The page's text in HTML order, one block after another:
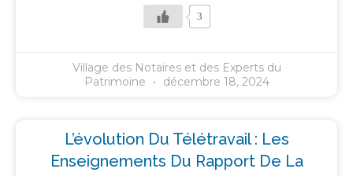
3
Village des Notaires et des Experts du
Patrimoine
décembre 18, 2024
L’évolution Du Télétravail : Les
Enseignements Du Rapport De La